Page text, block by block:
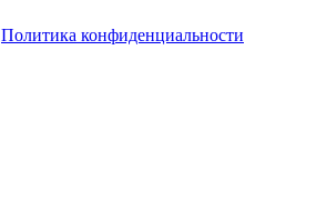
Политика конфиденциальности